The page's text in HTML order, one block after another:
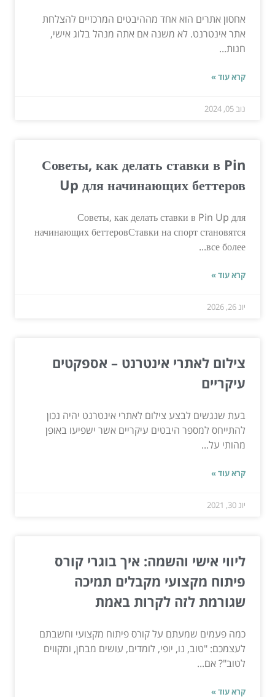
אחסון אתרים הוא אחד מההיבטים המרכזיים להצלחת
אתר אינטרנט. לא משנה אם אתה מנהל בלוג אישי,
חנות...
קרא עוד »
נוב 05, 2024
Советы, как делать ставки в Pin
Up для начинающих беттеров
Советы, как делать ставки в Pin Up для
начинающих беттеровСтавки на спорт становятся
все более...
קרא עוד »
יונ 26, 2026
צילום לאתרי אינטרנט – אספקטים
עיקריים
בעת שנגשים לבצע צילום לאתרי אינטרנט יהיה נכון
להתייחס למספר היבטים עיקריים אשר ישפיעו באופן
מהותי על...
קרא עוד »
יונ 30, 2021
ליווי אישי והשמה: איך בוגרי קורס
פיתוח מקצועי מקבלים תמיכה
שגורמת לזה לקרות באמת
כמה פעמים שמעתם על קורס פיתוח מקצועי וחשבתם
לעצמכם: "טוב, נו, יופי, לומדים, עושים מבחן, ומקווים
לטוב"? אם...
קרא עוד »